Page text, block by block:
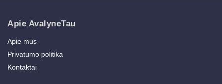
Apie AvalyneTau
Apie mus
Privatumo politika
Kontaktai